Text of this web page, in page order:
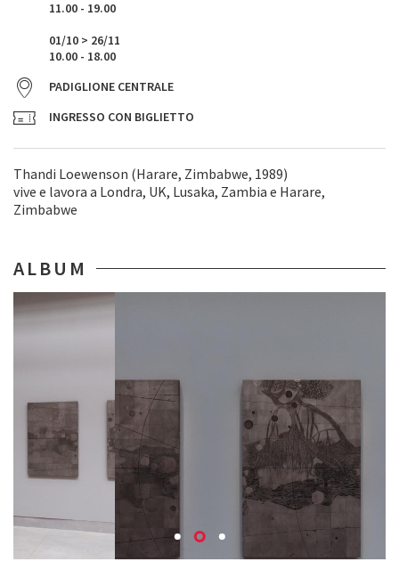
11.00 - 19.00
01/10 > 26/11
10.00 - 18.00
PADIGLIONE CENTRALE
INGRESSO CON BIGLIETTO
Thandi Loewenson (Harare, Zimbabwe, 1989)
vive e lavora a Londra, UK, Lusaka, Zambia e Harare,
Zimbabwe
ALBUM